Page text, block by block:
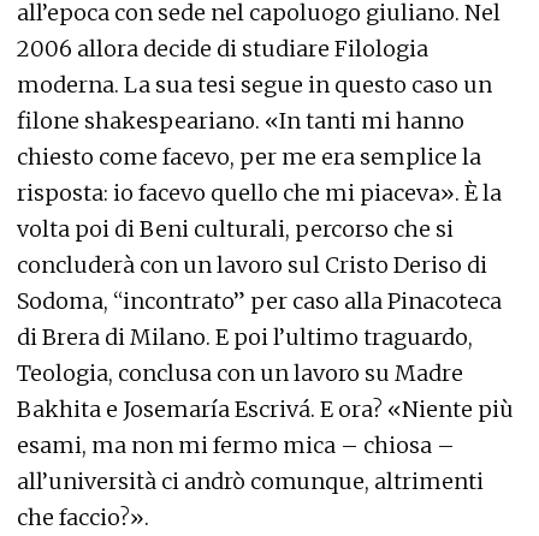
all’epoca con sede nel capoluogo giuliano. Nel
2006 allora decide di studiare Filologia
moderna. La sua tesi segue in questo caso un
filone shakespeariano. «In tanti mi hanno
chiesto come facevo, per me era semplice la
risposta: io facevo quello che mi piaceva». È la
volta poi di Beni culturali, percorso che si
concluderà con un lavoro sul Cristo Deriso di
Sodoma, “incontrato” per caso alla Pinacoteca
di Brera di Milano. E poi l’ultimo traguardo,
Teologia, conclusa con un lavoro su Madre
Bakhita e Josemaría Escrivá. E ora? «Niente più
esami, ma non mi fermo mica – chiosa –
all’università ci andrò comunque, altrimenti
che faccio?».